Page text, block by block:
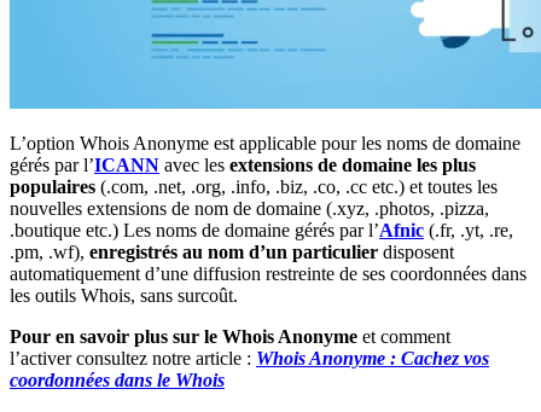
L’option Whois Anonyme est applicable pour les noms de domaine
gérés par l’ICANN avec les extensions de domaine les plus
populaires (.com, .net, .org, .info, .biz, .co, .cc etc.) et toutes les
nouvelles extensions de nom de domaine (.xyz, .photos, .pizza,
.boutique etc.) Les noms de domaine gérés par l’Afnic (.fr, .yt, .re,
.pm, .wf), enregistrés au nom d’un particulier disposent
automatiquement d’une diffusion restreinte de ses coordonnées dans
les outils Whois, sans surcoût.
Pour en savoir plus sur le Whois Anonyme et comment
l’activer consultez notre article : Whois Anonyme : Cachez vos
coordonnées dans le Whois